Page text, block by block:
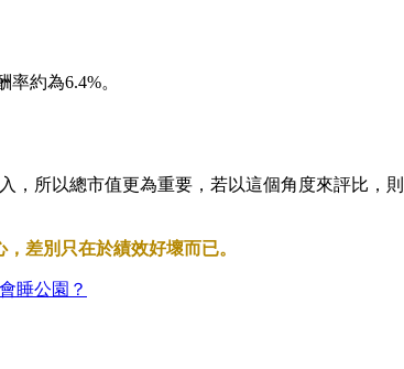
約為6.4%。
，所以總市值更為重要，若以這個角度來評比，
差別只在於績效好壞而已。
睡公園？